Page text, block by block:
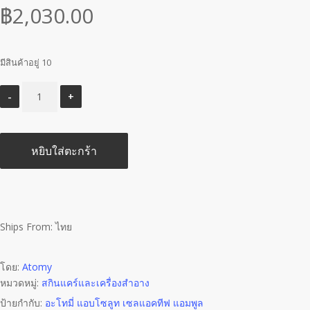
฿2,030.00
มีสินค้าอยู่ 10
หยิบใส่ตะกร้า
Ships From: ไทย
โดย: Atomy
หมวดหมู่: สกินแคร์และเครื่องสำอาง
ป้ายกำกับ: อะโทมี่ แอบโซลูท เซลแอคทีฟ แอมพูล